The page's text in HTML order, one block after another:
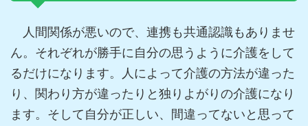
人間関係が悪いので、連携も共通認識もありませ
ん。それぞれが勝手に自分の思うように介護をして
るだけになります。人によって介護の方法が違った
り、関わり方が違ったりと独りよがりの介護になり
ます。そして自分が正しい、間違ってないと思って